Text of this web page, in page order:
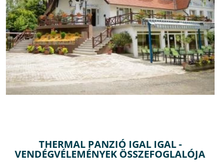
THERMAL PANZIÓ IGAL IGAL -
VENDÉGVÉLEMÉNYEK ÖSSZEFOGLALÓJA